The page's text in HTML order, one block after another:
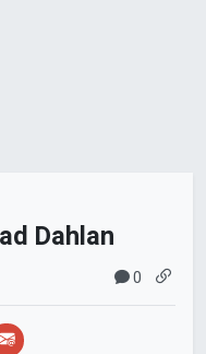
Dahlan
0